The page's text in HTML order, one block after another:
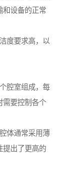
和设备的正常
度要求高，以
腔室组成，每
需要控制各个
体通常采用薄
提出了更高的